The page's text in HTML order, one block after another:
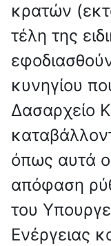
κρατών
τέλη της
κυνηγίου
Δασαρχείο
όπως αυτά
απόφαση
του
Ενέργειας